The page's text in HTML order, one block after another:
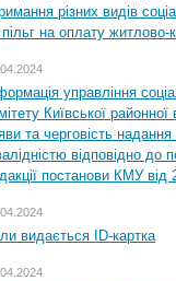
різних видів
пільг на оплату
управління
Київської
та черговість надання
відповідно
постанови КМУ
видається ID-картка